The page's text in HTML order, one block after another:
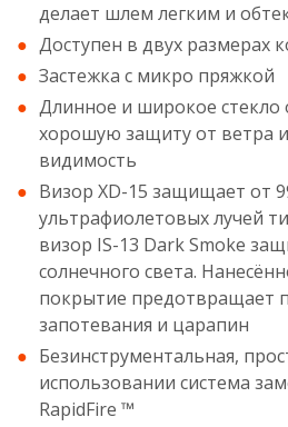
делает шлем легким и
Доступен в двух размерах
Застежка с микро пряжкой
Длинное и широкое стекло
хорошую защиту от ветра
видимость
Визор XD-15 защищает от
ультрафиолетовых лучей
визор IS-13 Dark Smoke
солнечного света.
покрытие предотвращает
запотевания и царапин
Безинструментальная,
использовании система
RapidFire ™